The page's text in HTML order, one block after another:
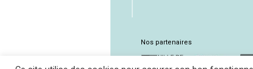
Nos partenaires